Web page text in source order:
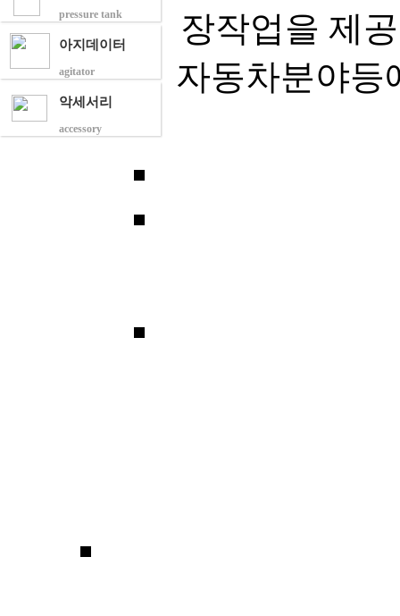
pressure tank
아지데이터
agitator
악세서리
accessory
장작업을 제
자동차분야등